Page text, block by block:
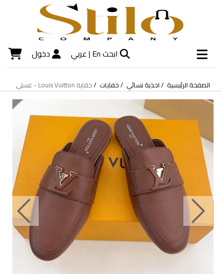
ابحثEn | عربي دخول
الصفحة الرئيسية احذية نسائي حفايات حفاية Louis Vuitton - عسلي
Previous
Next